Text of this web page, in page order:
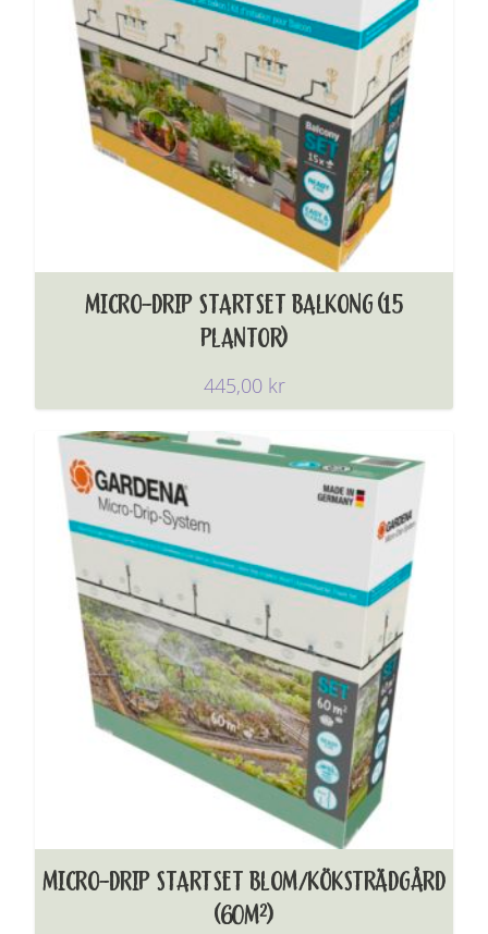
MICRO-DRIP STARTSET BALKONG (15
PLANTOR)
445,00 kr
MICRO-DRIP STARTSET BLOM/KÖKSTRÄDGÅRD
(60M²)